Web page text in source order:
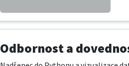
Odbornost a